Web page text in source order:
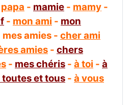
papa - mamie - mamy -
- mon ami - mon
mes amies - cherami
amies - chers
- mes chéris - à toi - à
toutes et tous - à vous